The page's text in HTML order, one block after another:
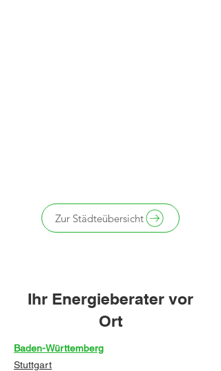
Zur Städteübersicht
Ihr Energieberater vor
Ort
Baden-Württemberg
Stuttgart